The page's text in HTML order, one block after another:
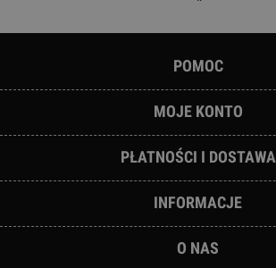
POMOC
MOJE KONTO
PŁATNOŚCI I DOSTAWA
INFORMACJE
O NAS